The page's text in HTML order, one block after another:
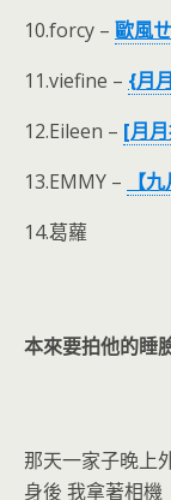
10.forcy – 歐風
11.viefine – {月
12.Eileen – [月
13.EMMY –
【
14.葛蘿
本來要拍他的睡
那天一家子晚上
身後 我拿著相機